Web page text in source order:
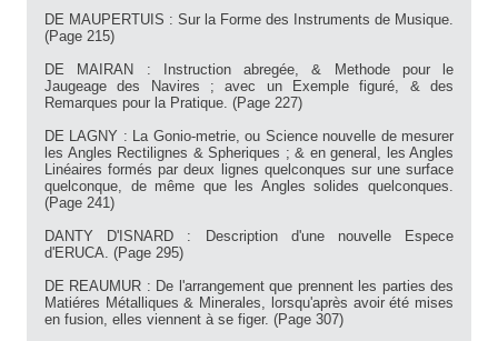
DE MAUPERTUIS : Sur la Forme des Instruments de Musique.
(Page 215)
DE MAIRAN : Instruction abregée, & Methode pour le
Jaugeage des Navires ; avec un Exemple figuré, & des
Remarques pour la Pratique. (Page 227)
DE LAGNY : La Gonio-metrie, ou Science nouvelle de mesurer
les Angles Rectilignes & Spheriques ; & en general, les Angles
Linéaires formés par deux lignes quelconques sur une surface
quelconque, de même que les Angles solides quelconques.
(Page 241)
DANTY D'ISNARD : Description d'une nouvelle Espece
d'ERUCA. (Page 295)
DE REAUMUR : De l'arrangement que prennent les parties des
Matiéres Métalliques & Minerales, lorsqu'après avoir été mises
en fusion, elles viennent à se figer. (Page 307)